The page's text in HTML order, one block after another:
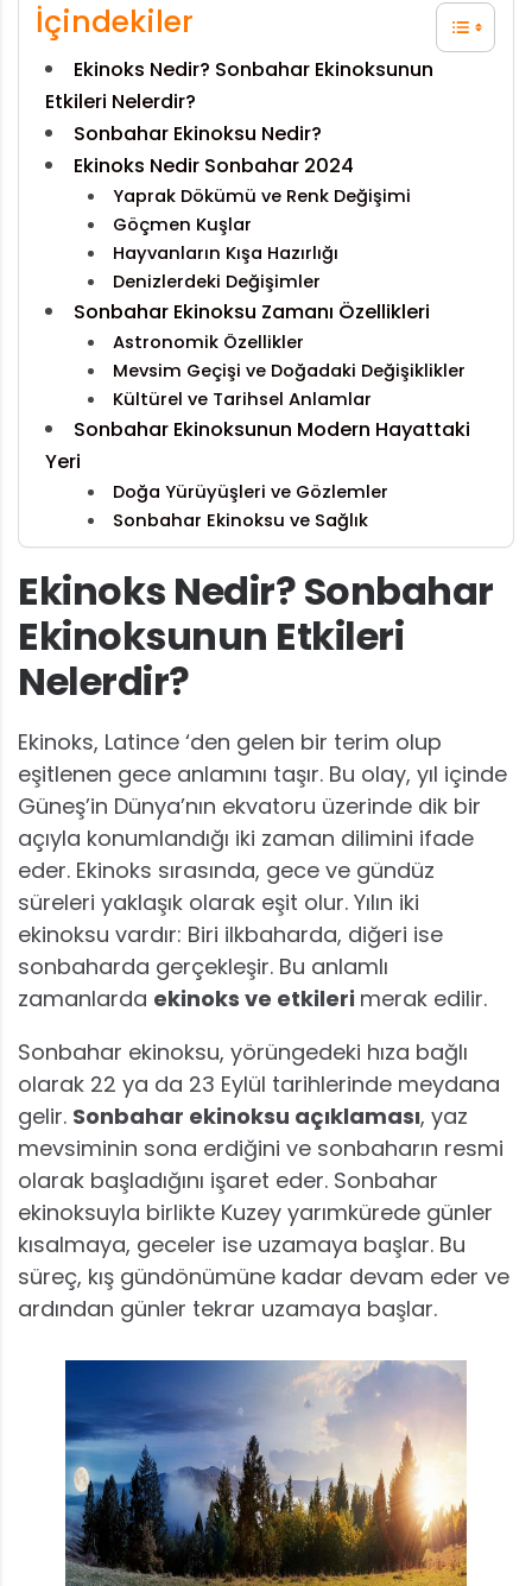
İçindekiler
Ekinoks Nedir? Sonbahar Ekinoksunun
Etkileri Nelerdir?
Sonbahar Ekinoksu Nedir?
Ekinoks Nedir Sonbahar 2024
Yaprak Dökümü ve Renk Değişimi
Göçmen Kuşlar
Hayvanların Kışa Hazırlığı
Denizlerdeki Değişimler
Sonbahar Ekinoksu Zamanı Özellikleri
Astronomik Özellikler
Mevsim Geçişi ve Doğadaki Değişiklikler
Kültürel ve Tarihsel Anlamlar
Sonbahar Ekinoksunun Modern Hayattaki
Yeri
Doğa Yürüyüşleri ve Gözlemler
Sonbahar Ekinoksu ve Sağlık
Ekinoks Nedir? Sonbahar
Ekinoksunun Etkileri
Nelerdir?
Ekinoks, Latince ‘den gelen bir terim olup
eşitlenen gece anlamını taşır. Bu olay, yıl içinde
Güneş’in Dünya’nın ekvatoru üzerinde dik bir
açıyla konumlandığı iki zaman dilimini ifade
eder. Ekinoks sırasında, gece ve gündüz
süreleri yaklaşık olarak eşit olur. Yılın iki
ekinoksu vardır: Biri ilkbaharda, diğeri ise
sonbaharda gerçekleşir. Bu anlamlı
zamanlarda ekinoks ve etkileri merak edilir.
Sonbahar ekinoksu, yörüngedeki hıza bağlı
olarak 22 ya da 23 Eylül tarihlerinde meydana
gelir. Sonbahar ekinoksu açıklaması, yaz
mevsiminin sona erdiğini ve sonbaharın resmi
olarak başladığını işaret eder. Sonbahar
ekinoksuyla birlikte Kuzey yarımkürede günler
kısalmaya, geceler ise uzamaya başlar. Bu
süreç, kış gündönümüne kadar devam eder ve
ardından günler tekrar uzamaya başlar.